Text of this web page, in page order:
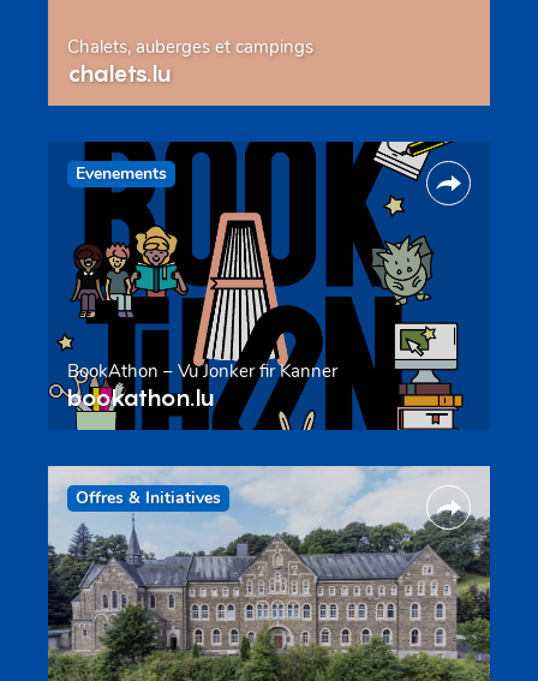
Chalets, auberges et campings
chalets.lu
Evenements
BookAthon – Vu Jonker fir Kanner
bookathon.lu
Offres & Initiatives